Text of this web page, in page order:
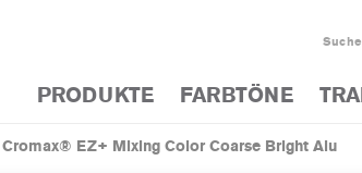
Suche
PRODUKTE FARBTÖNE
Cromax® EZ+ Mixing Color Coarse Bright Alu